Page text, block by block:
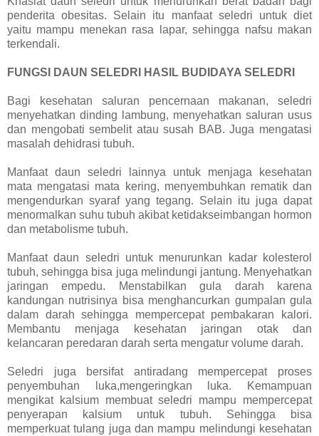
penderita obesitas. Selain itu manfaat seledri untuk diet
yaitu mampu menekan rasa lapar, sehingga nafsu makan
terkendali.
FUNGSI DAUN SELEDRI HASIL BUDIDAYA SELEDRI
Bagi kesehatan saluran pencernaan makanan, seledri
menyehatkan dinding lambung, menyehatkan saluran usus
dan mengobati sembelit atau susah BAB. Juga mengatasi
masalah dehidrasi tubuh.
Manfaat daun seledri lainnya untuk menjaga kesehatan
mata mengatasi mata kering, menyembuhkan rematik dan
mengendurkan syaraf yang tegang. Selain itu juga dapat
menormalkan suhu tubuh akibat ketidakseimbangan hormon
dan metabolisme tubuh.
Manfaat daun seledri untuk menurunkan kadar kolesterol
tubuh, sehingga bisa juga melindungi jantung. Menyehatkan
jaringan empedu. Menstabilkan gula darah karena
kandungan nutrisinya bisa menghancurkan gumpalan gula
dalam darah sehingga mempercepat pembakaran kalori.
Membantu menjaga kesehatan jaringan otak dan
kelancaran peredaran darah serta mengatur volume darah.
Seledri juga bersifat antiradang mempercepat proses
penyembuhan luka,mengeringkan luka. Kemampuan
mengikat kalsium membuat seledri mampu mempercepat
penyerapan kalsium untuk tubuh. Sehingga bisa
memperkuat tulang juga dan mampu melindungi kesehatan